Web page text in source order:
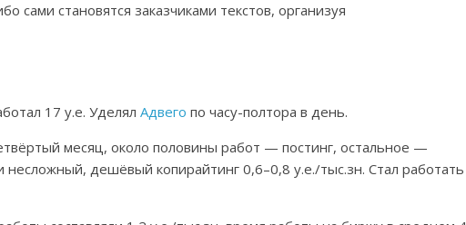
сами становятся заказчиками текстов, организуя
17 у.е. Уделял Адвего по часу-полтора в день.
месяц, около половины работ — постинг, остальное —
несложный, дешёвый копирайтинг 0,6–0,8 у.е./тыс.зн. Стал работать